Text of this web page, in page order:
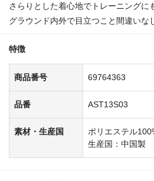
さらりとした着心地でトレーニングに
グラウンド内外で目立つこと間違いな
特徴
商品番号 69764363
品番 AST13S03
素材・生産国
ポリエステル
生産国：中国製